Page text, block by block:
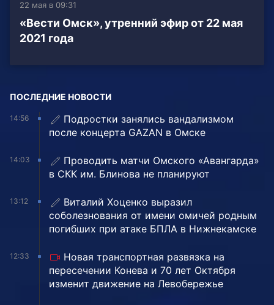
22 мая в 09:31
«Вести Омск», утренний эфир от 22 мая
2021 года
ПОСЛЕДНИЕ НОВОСТИ
14:56
Подростки занялись вандализмом
после концерта GAZAN в Омске
14:03
Проводить матчи Омского «Авангарда»
в СКК им. Блинова не планируют
13:12
Виталий Хоценко выразил
соболезнования от имени омичей родным
погибших при атаке БПЛА в Нижнекамске
12:33
Новая транспортная развязка на
пересечении Конева и 70 лет Октября
изменит движение на Левобережье